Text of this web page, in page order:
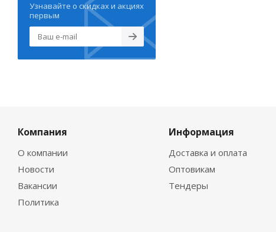
Узнавайте о скидках и акциях
первым
Компания
О компании
Новости
Вакансии
Политика
Информация
Доставка и оплата
Оптовикам
Тендеры